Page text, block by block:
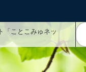
「ことこみゅネッ